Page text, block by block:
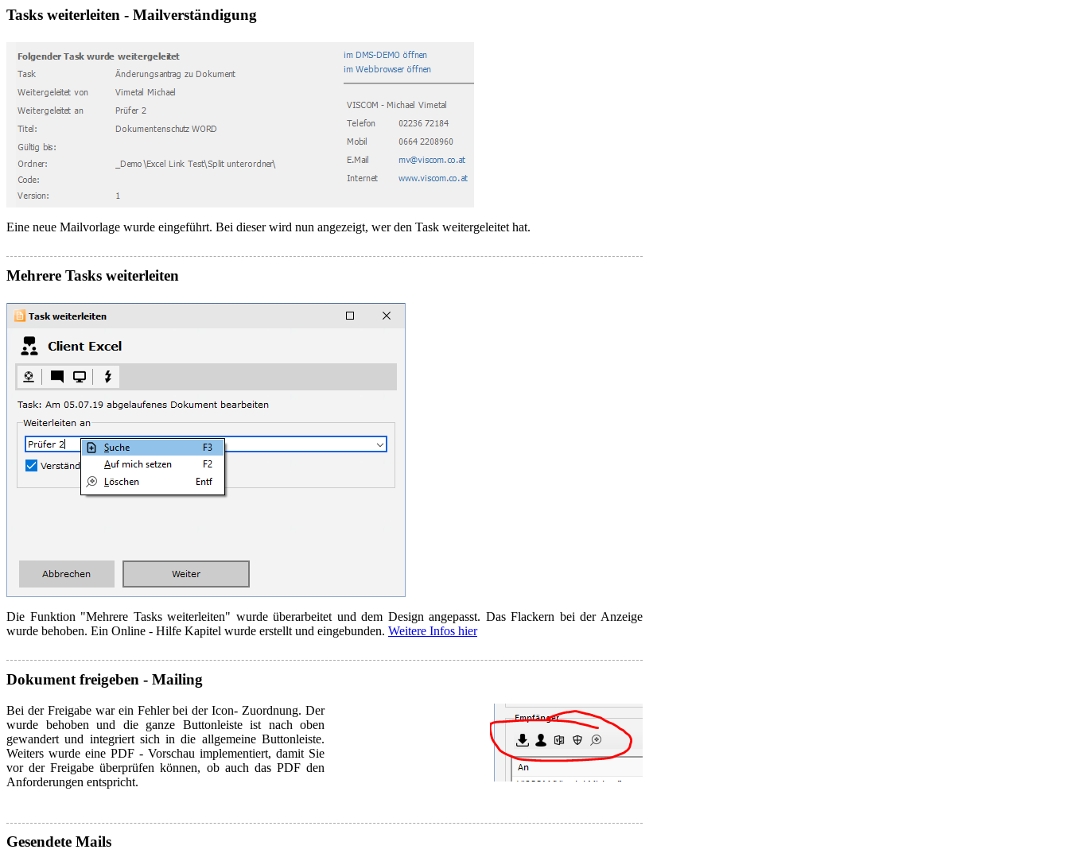
Tasks weiterleiten - Mailverständigung
Eine neue Mailvorlage wurde eingeführt. Bei dieser wird nun angezeigt, wer den Task weitergeleitet hat.
Mehrere Tasks weiterleiten
Die Funktion "Mehrere Tasks weiterleiten" wurde überarbeitet und dem Design angepasst. Das Flackern bei der Anzeige
wurde behoben. Ein Online - Hilfe Kapitel wurde erstellt und eingebunden. Weitere Infos hier
Dokument freigeben - Mailing
Bei der Freigabe war ein Fehler bei der Icon- Zuordnung. Der
wurde behoben und die ganze Buttonleiste ist nach oben
gewandert und integriert sich in die allgemeine Buttonleiste.
Weiters wurde eine PDF - Vorschau implementiert, damit Sie
vor der Freigabe überprüfen können, ob auch das PDF den
Anforderungen entspricht.
Gesendete Mails